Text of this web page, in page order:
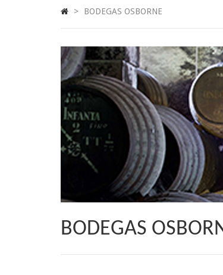
> BODEGAS OSBORNE
BODEGAS